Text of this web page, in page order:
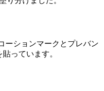
ーションマークとプレバン
っています。